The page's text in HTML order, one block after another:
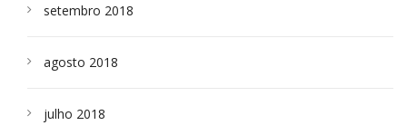
setembro 2018
agosto 2018
julho 2018